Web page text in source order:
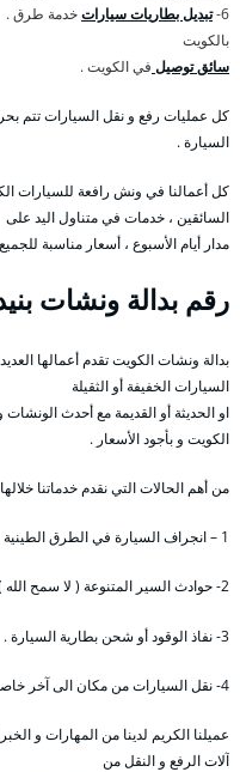
6- تبديل بطاريات سياراتخدمة طرق .
بالكويت
سائق توصيل في الكويت .
كل عمليات رفع و نقل السيارات تتم
السيارة .
كل أعمالنا في ونش رافعة للسيارات
السائقين ، خدمات في متناول اليد على
مدار أيام الأسبوع ، أسعار مناسبة
رقم بدالة ونشات
بدالة ونشات الكويت تقدم أعمالها
السيارات الخفيفة أو الثقيلة
او الحديثة أو القديمة مع أحدث
الكويت و بأجود الأسعار .
من أهم الحالات التي نقدم خدماتنا
1 – انجراف السيارة في الطرق الطينية .
2- حوادث السير المتنوعة ( لا سمح الله ) .
3- نفاذ الوقود أو شحن بطارية السيارة .
4- نقل السيارات من مكان الى آخر خاصة لشركات السيارات .
عميلنا الكريم لدينا من المهارات و
آلات الرفع و النقل من